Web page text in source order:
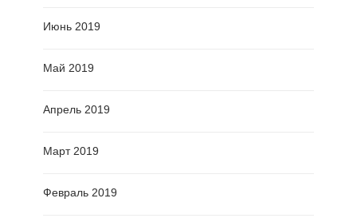
Июнь 2019
Май 2019
Апрель 2019
Март 2019
Февраль 2019